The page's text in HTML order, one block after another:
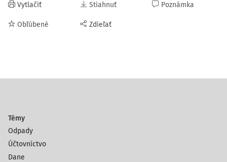
Vytlačiť
Obľúbené
Stiahnuť
Zdieľať
Poznámka
Témy
Odpady
Účtovníctvo
Dane